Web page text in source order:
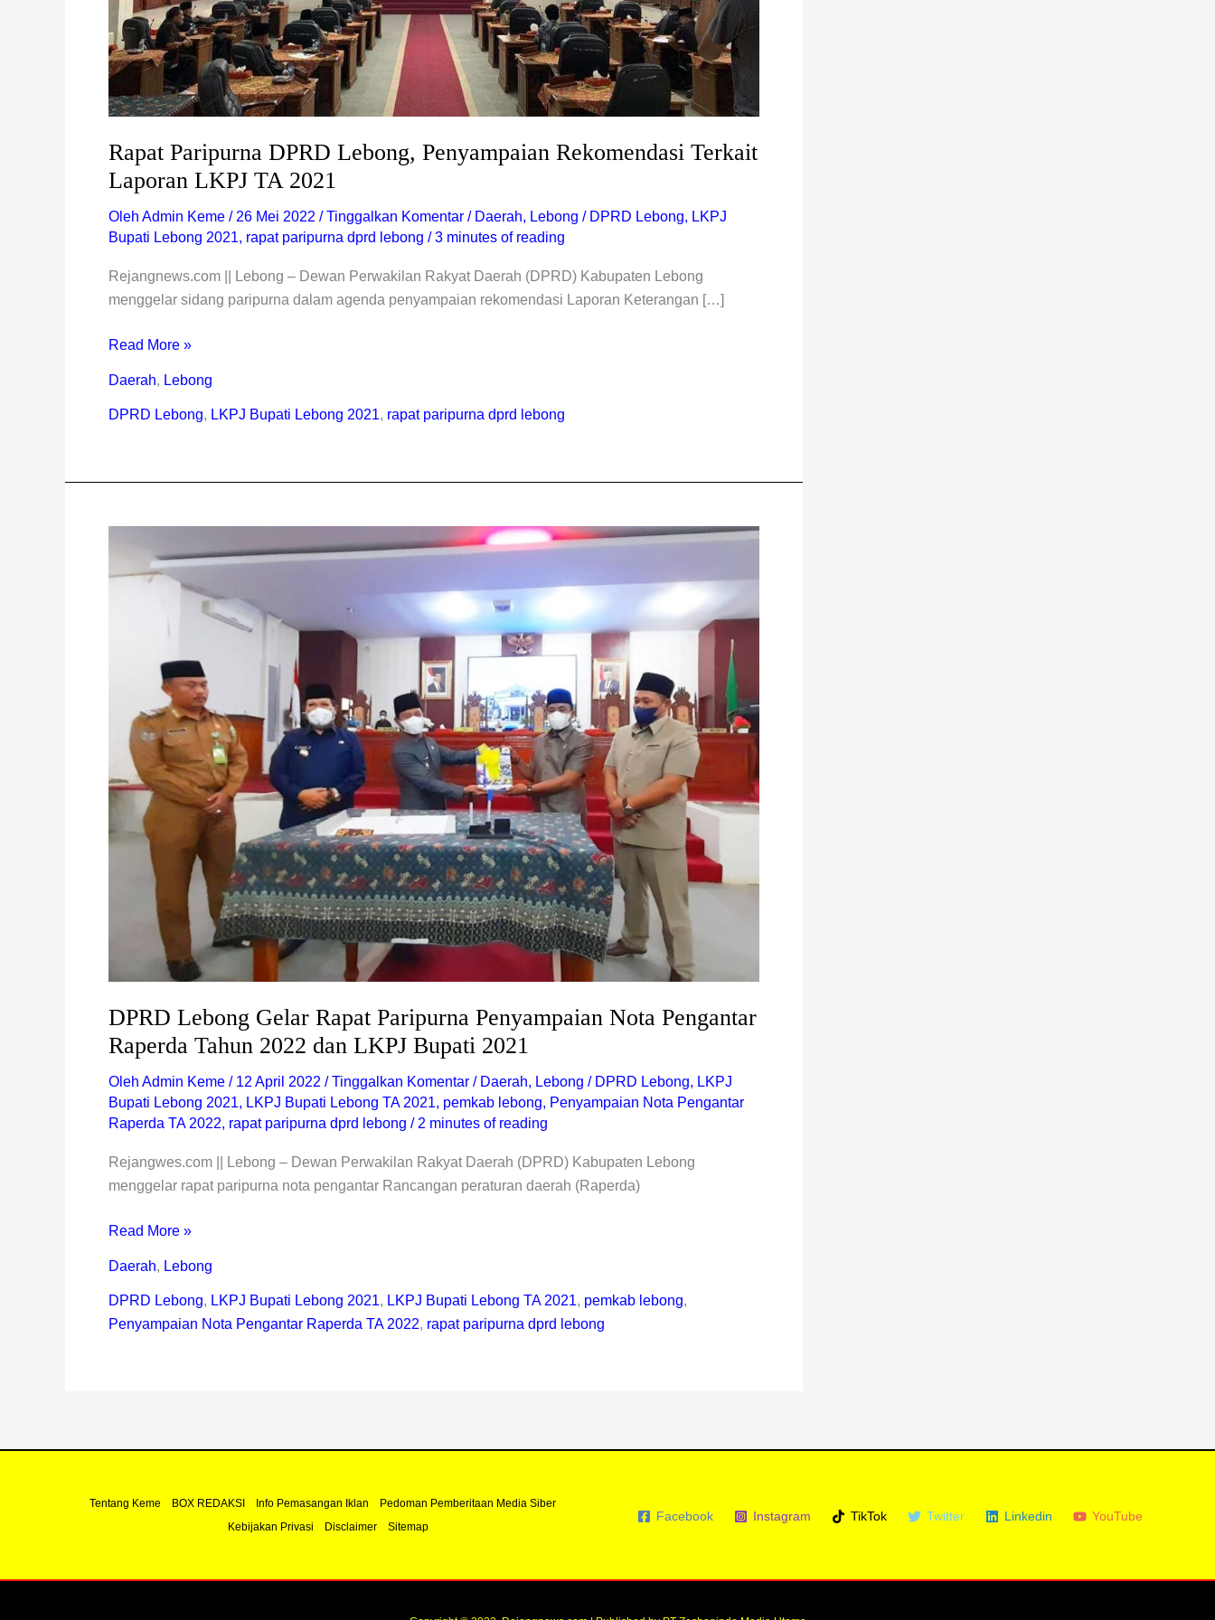
Rapat Paripurna DPRD Lebong, Penyampaian Rekomendasi Terkait
Laporan LKPJ TA 2021
Oleh Admin Keme / 26 Mei 2022 /Tinggalkan Komentar / Daerah, Lebong / DPRD Lebong, LKPJ
Bupati Lebong 2021, rapat paripurna dprd lebong /3 minutes of reading
Rejangnews.com || Lebong – Dewan Perwakilan Rakyat Daerah (DPRD) Kabupaten Lebong
menggelar sidang paripurna dalam agenda penyampaian rekomendasi Laporan Keterangan […]
Read More »
Daerah, Lebong
DPRD Lebong, LKPJ Bupati Lebong 2021, rapat paripurna dprd lebong
DPRD Lebong Gelar Rapat Paripurna Penyampaian Nota Pengantar
Raperda Tahun 2022 dan LKPJ Bupati 2021
Oleh Admin Keme / 12 April 2022 /Tinggalkan Komentar / Daerah, Lebong / DPRD Lebong, LKPJ
Bupati Lebong 2021, LKPJ Bupati Lebong TA 2021, pemkab lebong, Penyampaian Nota Pengantar
Raperda TA 2022, rapat paripurna dprd lebong / 2 minutes of reading
Rejangwes.com || Lebong – Dewan Perwakilan Rakyat Daerah (DPRD) Kabupaten Lebong
menggelar rapat paripurna nota pengantar Rancangan peraturan daerah (Raperda)
Lebong
Gelar
Pengantar
Raperda
Tahun
2022
dan
LKPJ
Bupati
Read More »
Daerah, Lebong
DPRD Lebong, LKPJ Bupati Lebong 2021, LKPJ Bupati Lebong TA 2021, pemkab lebong,
Penyampaian Nota Pengantar Raperda TA 2022, rapat paripurna dprd lebong
Tentang Keme BOX REDAKSI Info Pemasangan Iklan
Pedoman Pemberitaan Media Siber
Kebijakan Privasi
Disclaimer Sitemap
Facebook Instagram TikTok Twitter Linkedin YouTube